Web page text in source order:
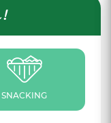
!
SNACKING